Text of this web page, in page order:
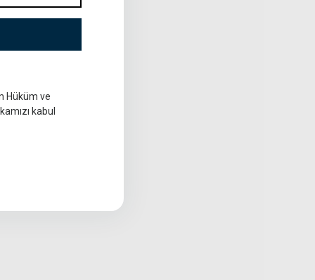
Hüküm ve
kabul